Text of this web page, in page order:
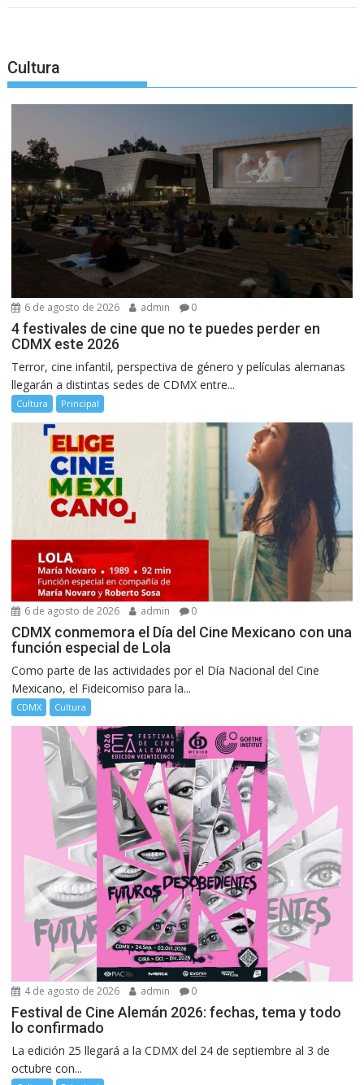
Cultura
6 de agosto de 2026 admin 0
4 festivales de cine que no te puedes perder en
CDMX este 2026
Terror, cine infantil, perspectiva de género y películas alemanas
llegarán a distintas sedes de CDMX entre...
Cultura Principal
6 de agosto de 2026 admin 0
CDMX conmemora el Día del Cine Mexicano con una
función especial de Lola
Como parte de las actividades por el Día Nacional del Cine
Mexicano, el Fideicomiso para la...
CDMX Cultura
4 de agosto de 2026 admin 0
Festival de Cine Alemán 2026: fechas, tema y todo
lo confirmado
La edición 25 llegará a la CDMX del 24 de septiembre al 3 de
octubre con...